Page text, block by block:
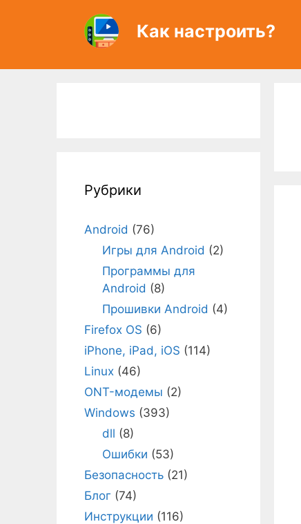
Как настроить?
Рубрики
Android (76)
Игры для Android (2)
Программы для
Android (8)
Прошивки Android (4)
Firefox OS (6)
iPhone, iPad, iOS (114)
Linux (46)
ONT-модемы (2)
Windows (393)
dll (8)
Ошибки (53)
Безопасность (21)
Блог (74)
Инструкции (116)